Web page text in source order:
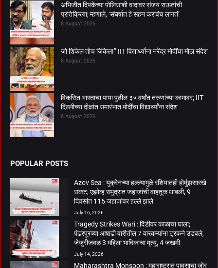
अभिजीत दिपकेंच्या पोलिसांशी वादावर संजय राऊतांची
प्रतिक्रिया; म्हणाले, ‘संघर्षात हे सहन करावंच लागतं’
8 August 2026
जो शिकेल तोच जिंकेल!” IIT विद्यार्थ्यांना नरेंद्र मोदींचा मोठा संदेश
8 August 2026
विकसित भारताचा पाया पुढील ३५ वर्षांत तरुणांच्या कामावर; IIT
दिल्लीच्या दीक्षांत समारंभात मोदींचा विद्यार्थ्यांना संदेश
8 August 2026
POPULAR POSTS
Azov Sea : युक्रेनच्या हल्ल्यामुळे रशियातही होर्मुझसारखे
संकट; एझोव्ह समुद्रात जहाजांची वाहतूक थांबली, 9
दिवसांत 116 जहाजांवर हल्ले झाले
July 16, 2026
Tragedy Strikes Wari : दिंडीवर काळाचा घाला;
पंढरपूरच्या आषाढी वारीतील 7 वारकऱ्यांना ट्रकने उडवले,
जेजुरीजवळ 3 महिला भाविकांचा मृत्यू, 4 जखमी
July 14, 2026
Maharashtra Monsoon : महाराष्ट्रात पावसाचा जोर